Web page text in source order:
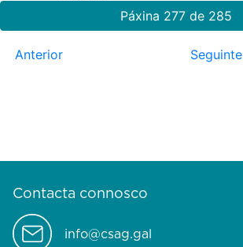
Páxina 277 de 285
Anterior Seguinte
Contacta connosco
info@csag.gal